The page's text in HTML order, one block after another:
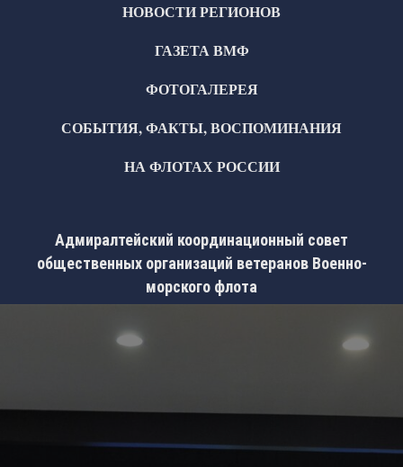
НОВОСТИ РЕГИОНОВ
ГАЗЕТА ВМФ
ФОТОГАЛЕРЕЯ
СОБЫТИЯ, ФАКТЫ, ВОСПОМИНАНИЯ
НА ФЛОТАХ РОССИИ
Адмиралтейский координационный совет
общественных организаций ветеранов Военно-
морского флота